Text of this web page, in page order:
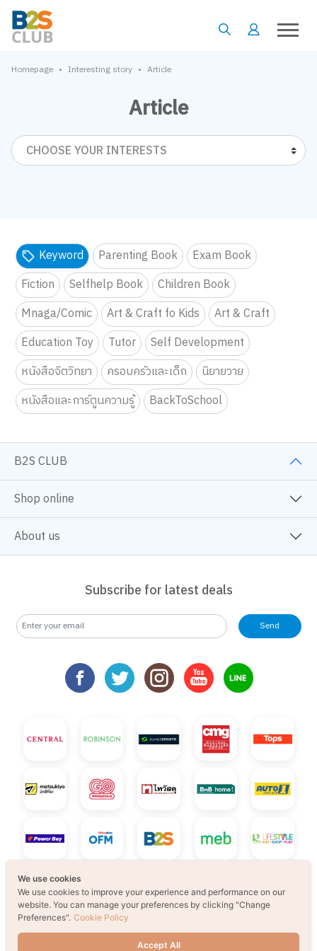
Homepage • Interesting story • Article
Article
CHOOSE YOUR INTERESTS
Keyword Parenting Book
Exam Book
Fiction
Selfhelp Book
Children Book
Mnaga/Comic
Art & Craft fo Kids
Art & Craft
Education Toy
Tutor
Self Development
หนังสือจิตวิทยา
ครอบครัวและเด็ก
นิยายวาย
หนังสือและการ์ตูนความรู้
BackToSchool
B2S CLUB
Shop online
About us
Subscribe for latest deals
Send
We use cookies
We use cookies to improve your experience and performance on our
website. You can manage your preferences by clicking "Change
Preferences". Cookie Policy
Accept All